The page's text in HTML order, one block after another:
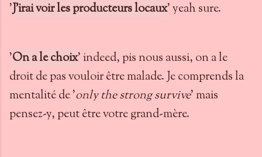
'J'irai voir les producteurs locaux' yeah sure.
'On a le choix' indeed, pis nous aussi, on a le
droit de pas vouloir être malade. Je comprends la
mentalité de 'only the strong survive' mais
pensez-y, peut être votre grand-mère.